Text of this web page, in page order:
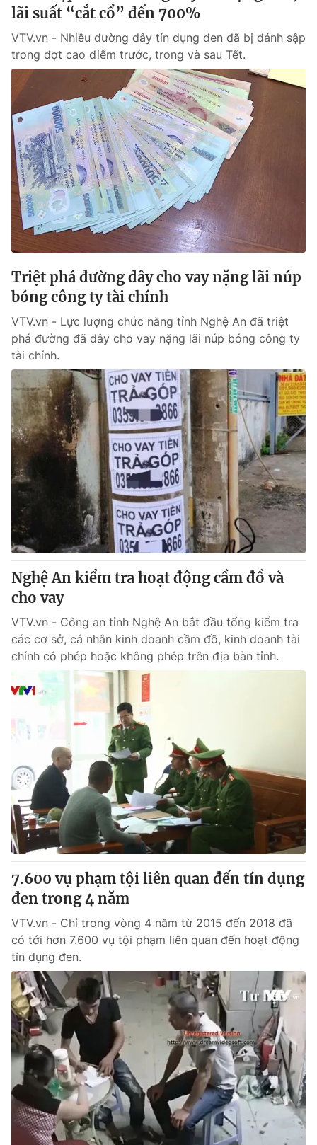
lãi suất “cắt cổ” đến 700%
VTV.vn - Nhiều đường dây tín dụng đen đã bị đánh sập
trong đợt cao điểm trước, trong và sau Tết.
Triệt phá đường dây cho vay nặng lãi núp
bóng công ty tài chính
VTV.vn - Lực lượng chức năng tỉnh Nghệ An đã triệt
phá đường đã dây cho vay nặng lãi núp bóng công ty
tài chính.
Nghệ An kiểm tra hoạt động cầm đồ và
cho vay
VTV.vn - Công an tỉnh Nghệ An bắt đầu tổng kiểm tra
các cơ sở, cá nhân kinh doanh cầm đồ, kinh doanh tài
chính có phép hoặc không phép trên địa bàn tỉnh.
7.600 vụ phạm tội liên quan đến tín dụng
đen trong 4 năm
VTV.vn - Chỉ trong vòng 4 năm từ 2015 đến 2018 đã
có tới hơn 7.600 vụ tội phạm liên quan đến hoạt động
tín dụng đen.